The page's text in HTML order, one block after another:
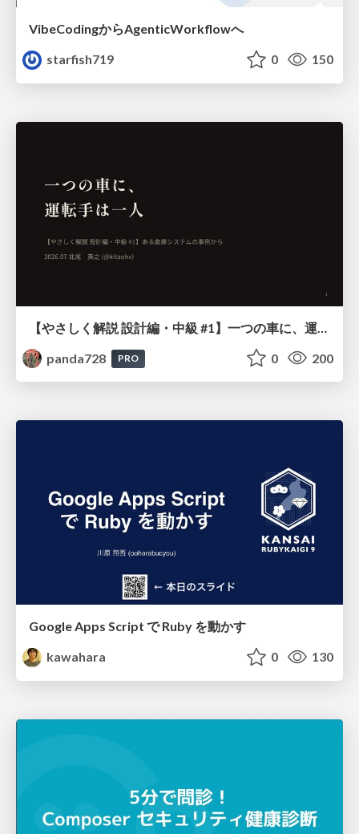
VibeCodingからAgenticWorkflowへ
starfish719
0 150
panda728
PRO 0 200
Google Apps Script で Ruby を動かす
kawahara
0 130